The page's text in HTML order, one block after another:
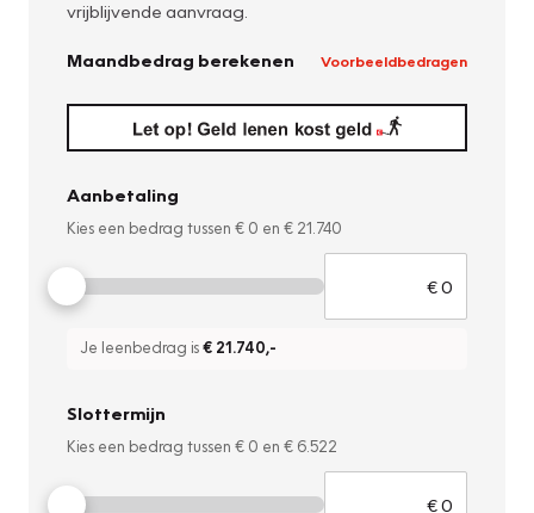
vrijblijvende aanvraag.
Maandbedrag berekenen Voorbeeldbedragen
Aanbetaling
Kies een bedrag tussen € 0 en € 21.740
Je leenbedrag is€ 21.740,-
Slottermijn
Kies een bedrag tussen € 0 en € 6.522